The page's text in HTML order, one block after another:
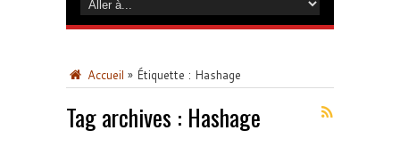
Accueil » Étiquette : Hashage
Tag archives : Hashage